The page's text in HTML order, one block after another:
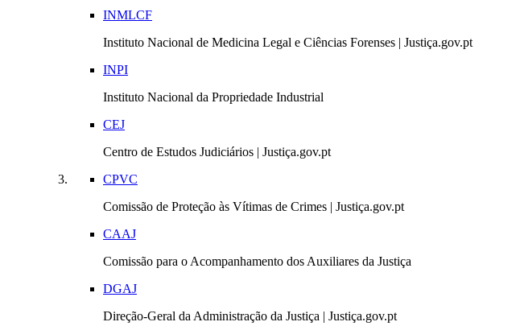
INMLCF
Instituto Nacional de Medicina Legal e Ciências Forenses | Justiça.gov.pt
INPI
Instituto Nacional da Propriedade Industrial
CEJ
Centro de Estudos Judiciários | Justiça.gov.pt
CPVC
Comissão de Proteção às Vítimas de Crimes | Justiça.gov.pt
CAAJ
Comissão para o Acompanhamento dos Auxiliares da Justiça
DGAJ
Direção-Geral da Administração da Justiça | Justiça.gov.pt